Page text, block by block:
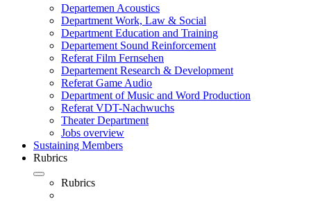
Departemen Acoustics
Department Work, Law & Social
Department Education and Training
Departement Sound Reinforcement
Referat Film Fernsehen
Departement Research & Development
Referat Game Audio
Department of Music and Word Production
Referat VDT-Nachwuchs
Theater Department
Jobs overview
Sustaining Members
Rubrics
Rubrics